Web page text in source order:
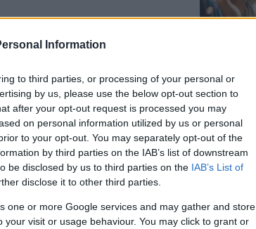
Information
to third parties, or processing of your personal or
by us, please use the below opt-out section to
after your opt-out request is processed you may
on personal information utilized by us or personal
to your opt-out. You may separately opt-out of the
by third parties on the IAB’s list of downstream
be disclosed by us to third parties on the IAB’s List of
disclose it to other third parties.
one or more Google services and may gather and store
visit or usage behaviour. You may click to grant or